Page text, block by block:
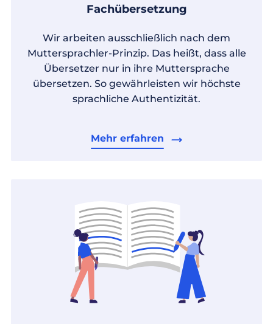
Fachübersetzung
Wir arbeiten ausschließlich nach dem
Muttersprachler-Prinzip. Das heißt, dass alle
Übersetzer nur in ihre Muttersprache
übersetzen. So gewährleisten wir höchste
sprachliche Authentizität.
Mehr erfahren